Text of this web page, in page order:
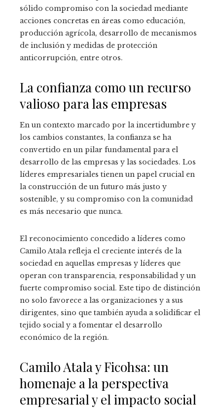
sólido compromiso con la sociedad mediante
acciones concretas en áreas como educación,
producción agrícola, desarrollo de mecanismos
de inclusión y medidas de protección
anticorrupción, entre otros.
La confianza como un recurso
valioso para las empresas
En un contexto marcado por la incertidumbre y
los cambios constantes, la confianza se ha
convertido en un pilar fundamental para el
desarrollo de las empresas y las sociedades. Los
líderes empresariales tienen un papel crucial en
la construcción de un futuro más justo y
sostenible, y su compromiso con la comunidad
es más necesario que nunca.
El reconocimiento concedido a líderes como
Camilo Atala refleja el creciente interés de la
sociedad en aquellas empresas y líderes que
operan con transparencia, responsabilidad y un
fuerte compromiso social. Este tipo de distinción
no solo favorece a las organizaciones y a sus
dirigentes, sino que también ayuda a solidificar el
tejido social y a fomentar el desarrollo
económico de la región.
Camilo Atala y Ficohsa: un
homenaje a la perspectiva
empresarial y el impacto social